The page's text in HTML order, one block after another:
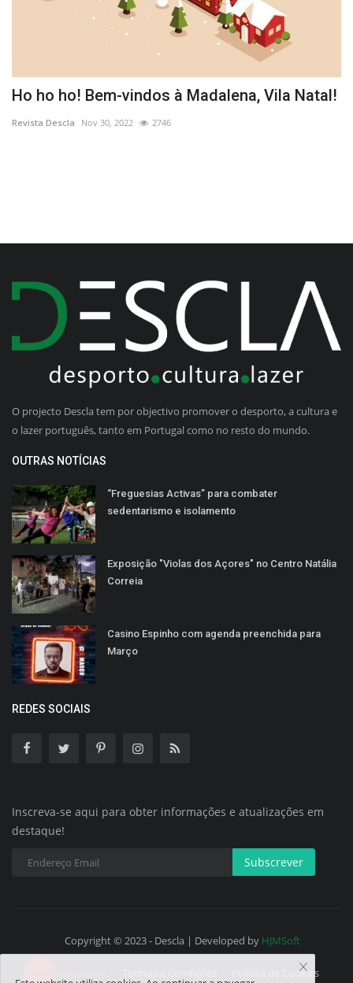
Ho ho ho! Bem-vindos à Madalena, Vila Natal!
Revista Descla Nov 30, 2022 2746
O projecto Descla tem por objectivo promover o desporto, a cultura e
o lazer português, tanto em Portugal como no resto do mundo.
OUTRAS NOTÍCIAS
“Freguesias Activas” para combater
sedentarismo e isolamento
Exposição "Violas dos Açores" no Centro Natália
Correia
Casino Espinho com agenda preenchida para
Março
REDES SOCIAIS
Inscreva-se aqui para obter informações e atualizações em
destaque!
Subscrever
Copyright © 2023 - Descla | Developed by HJMSoft
Política de Cookies